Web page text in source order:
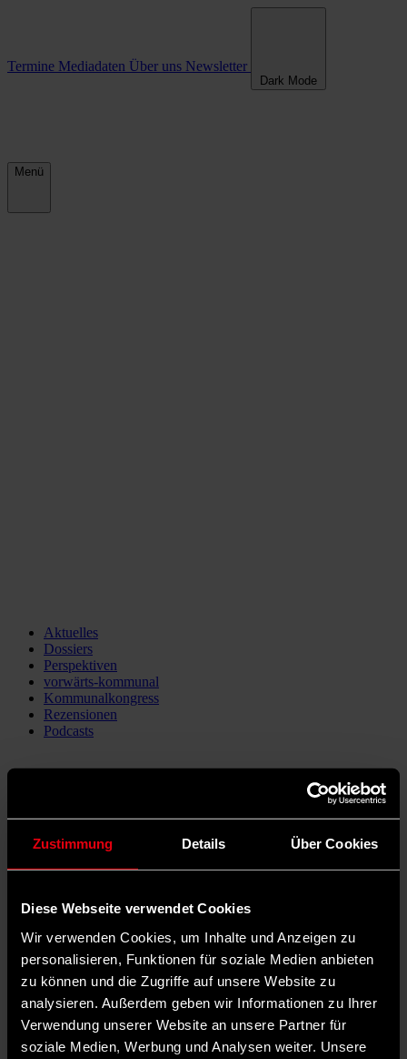
Zustimmung Details Über Cookies
Diese Webseite verwendet Cookies
Wir verwenden Cookies, um Inhalte und Anzeigen zu
personalisieren, Funktionen für soziale Medien anbieten
zu können und die Zugriffe auf unsere Website zu
analysieren. Außerdem geben wir Informationen zu Ihrer
Verwendung unserer Website an unsere Partner für
soziale Medien, Werbung und Analysen weiter. Unsere
Termine Mediadaten Über uns Newsletter
Dark Mode
Menü
Aktuelles
Dossiers
Perspektiven
vorwärts-kommunal
Kommunalkongress
Rezensionen
Podcasts